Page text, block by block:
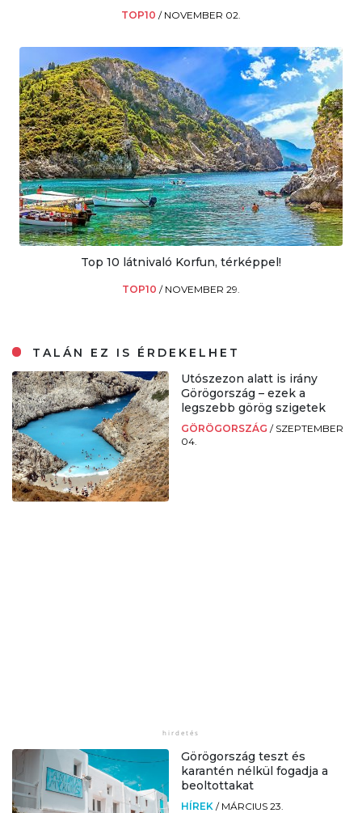
TOP10 / NOVEMBER 02.
Top 10 látnivaló Korfun, térképpel!
TOP10 / NOVEMBER 29.
TALÁN EZ IS ÉRDEKELHET
Utószezon alatt is irány
Görögország – ezek a
legszebb görög szigetek
GÖRÖGORSZÁG / SZEPTEMBER
04.
Görögország teszt és
karantén nélkül fogadja a
beoltottakat
HÍREK / MÁRCIUS 23.